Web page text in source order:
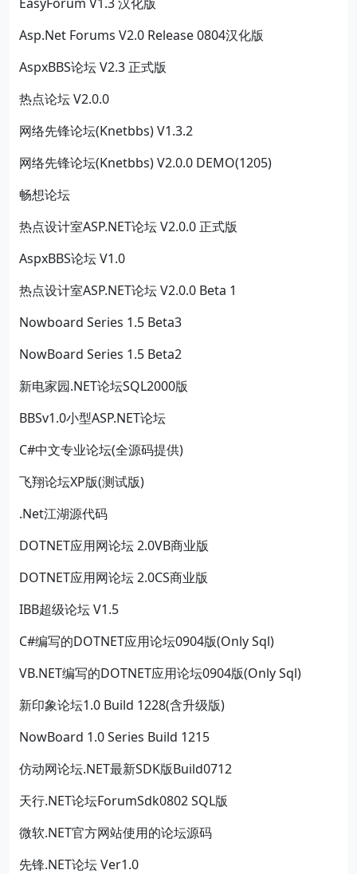
Asp.Net Forums V2.0 Release 0804汉化版
AspxBBS论坛 V2.3 正式版
热点论坛 V2.0.0
网络先锋论坛(Knetbbs) V1.3.2
网络先锋论坛(Knetbbs) V2.0.0 DEMO(1205)
畅想论坛
热点设计室ASP.NET论坛 V2.0.0 正式版
AspxBBS论坛 V1.0
热点设计室ASP.NET论坛 V2.0.0 Beta 1
Nowboard Series 1.5 Beta3
NowBoard Series 1.5 Beta2
新电家园.NET论坛SQL2000版
BBSv1.0小型ASP.NET论坛
C#中文专业论坛(全源码提供)
飞翔论坛XP版(测试版)
.Net江湖源代码
DOTNET应用网论坛 2.0VB商业版
DOTNET应用网论坛 2.0CS商业版
IBB超级论坛 V1.5
C#编写的DOTNET应用论坛0904版(Only Sql)
VB.NET编写的DOTNET应用论坛0904版(Only Sql)
新印象论坛1.0 Build 1228(含升级版)
NowBoard 1.0 Series Build 1215
仿动网论坛.NET最新SDK版Build0712
天行.NET论坛ForumSdk0802 SQL版
微软.NET官方网站使用的论坛源码
先锋.NET论坛 Ver1.0